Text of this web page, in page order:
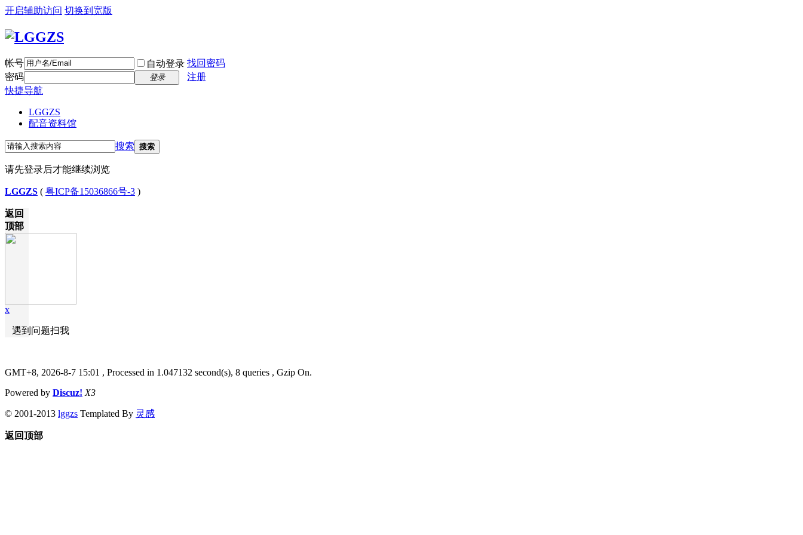
开启辅助访问 切换到宽版
帐号 自动登录 找回密码
密码
登录
注册
快捷导航
LGGZS
配音资料馆
搜索 搜索
请先登录后才能继续浏览
LGGZS ( 粤ICP备15036866号-3 )
返回
顶部
x
遇到问题扫我
GMT+8, 2026-8-7 15:01 , Processed in 1.047132 second(s), 8 queries , Gzip On.
Powered by Discuz! X3
© 2001-2013 lggzs Templated By 灵感
返回顶部